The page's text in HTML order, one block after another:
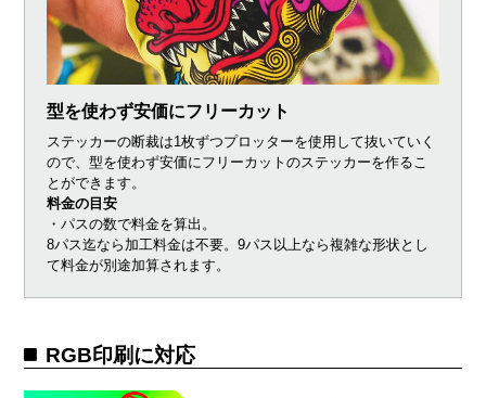
型を使わず安価にフリーカット
ステッカーの断裁は1枚ずつプロッターを使用して抜いていく
ので、型を使わず安価にフリーカットのステッカーを作るこ
とができます。
料金の目安
・パスの数で料金を算出。
8パス迄なら加工料金は不要。9パス以上なら複雑な形状とし
て料金が別途加算されます。
RGB印刷に対応